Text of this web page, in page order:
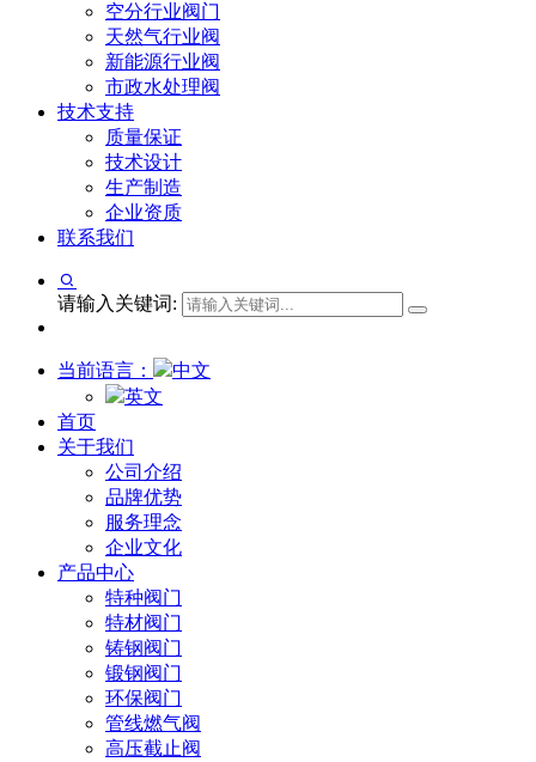
空分行业阀门
天然气行业阀
新能源行业阀
市政水处理阀
技术支持
质量保证
技术设计
生产制造
企业资质
联系我们
请输入关键词:
当前语言：
中文
英文
首页
关于我们
公司介绍
品牌优势
服务理念
企业文化
产品中心
特种阀门
特材阀门
铸钢阀门
锻钢阀门
环保阀门
管线燃气阀
高压截止阀